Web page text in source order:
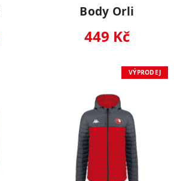
Body Orli
449 Kč
VÝPRODEJ